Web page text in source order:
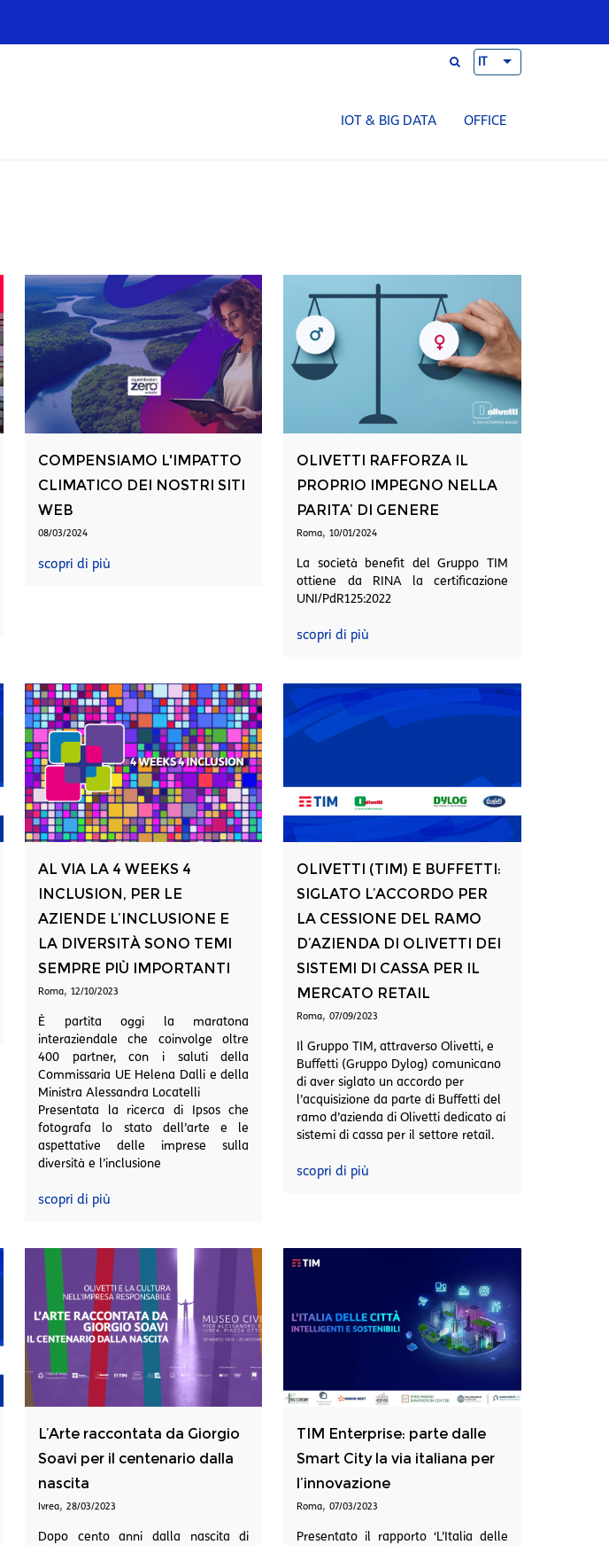
IT
IOT & BIG DATA OFFICE
COMPENSIAMO L'IMPATTO
CLIMATICO DEI NOSTRI SITI
WEB
08/03/2024
scopri di più
OLIVETTI RAFFORZA IL
PROPRIO IMPEGNO NELLA
PARITA’ DI GENERE
Roma,10/01/2024
La società benefit del Gruppo TIM
ottiene da RINA la certificazione
UNI/PdR125:2022
scopri di più
AL VIA LA 4 WEEKS 4
INCLUSION, PER LE
AZIENDE L’INCLUSIONE E
LA DIVERSITÀ SONO TEMI
SEMPRE PIÙ IMPORTANTI
Roma, 12/10/2023
È partita oggi la maratona
interaziendale che coinvolge oltre
400 partner, con i saluti della
Commissaria UE Helena Dalli e della
Ministra Alessandra Locatelli
Presentata la ricerca di Ipsos che
fotografa lo stato dell’arte e le
aspettative delle imprese sulla
diversità e l’inclusione
scopri di più
OLIVETTI (TIM) E BUFFETTI:
SIGLATO L’ACCORDO PER
LA CESSIONE DEL RAMO
D’AZIENDA DI OLIVETTI DEI
SISTEMI DI CASSA PER IL
MERCATO RETAIL
Roma,07/09/2023
Il Gruppo TIM, attraverso Olivetti, e
Buffetti (Gruppo Dylog) comunicano
di aver siglato un accordo per
l’acquisizione da parte di Buffetti del
ramo d’azienda di Olivetti dedicato ai
sistemi di cassa per il settore retail.
scopri di più
L’Arte raccontata da Giorgio
Soavi per il centenario dalla
nascita
Ivrea, 28/03/2023
Dopo cento anni dalla nascita di
TIM Enterprise: parte dalle
Smart City la via italiana per
l’innovazione
Roma,07/03/2023
Presentato il rapporto ‘L’Italia delle